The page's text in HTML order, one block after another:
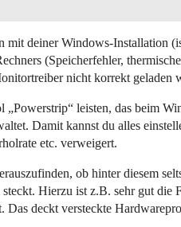
mit deiner Windows-Installation
(Speicherfehler,
nicht korrekt geladen
leisten, das beim
Damit kannst du alles
etc. verweigert.
ob hinter diesem
Hierzu ist z.B. sehr gut die
Das deckt versteckte